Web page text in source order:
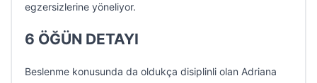
egzersizlerine yöneliyor.
6 ÖĞÜN DETAYI
Beslenme konusunda da oldukça disiplinli olan Adriana